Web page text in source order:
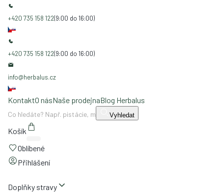
+420 735 158 122(9:00 do 16:00)
+420 735 158 122(9:00 do 16:00)
info@herbalus.cz
KontaktO násNaše prodejnaBlog Herbalus
Vyhledat
Košík
Oblíbené
Přihlášení
Doplňky stravy